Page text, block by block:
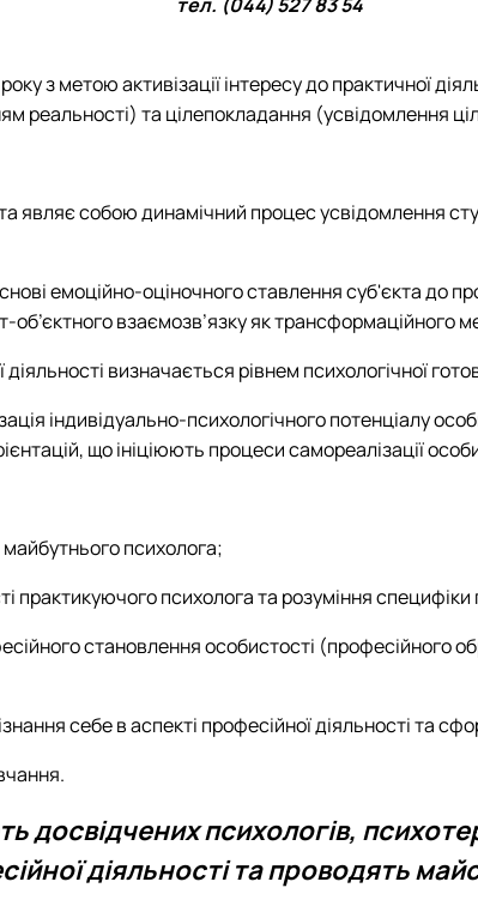
з метою активізації інтересу до практичної
реальності) та цілепокладання (усвідомлення
являє собою динамічний процес усвідомлення
емоційно-оціночного ставлення суб'єкта до
взаємозв’язку як трансформаційного
визначається рівнем психологічної
індивідуально-психологічного потенціалу
що ініціюють процеси самореалізації
майбутнього психолога;
психолога та розуміння специфіки
становлення особистості (професійного
себе в аспекті професійної діяльності та
досвідчених психологів,
діяльності та проводять